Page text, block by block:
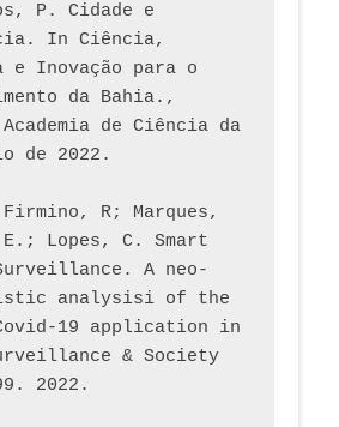
P. Cidade e
In Ciência,
e Inovação para o
da Bahia.,
de Ciência da
de 2022.
R; Marques,
Lopes, C. Smart
A neo-
analysisi of the
19 application in
& Society
2022.